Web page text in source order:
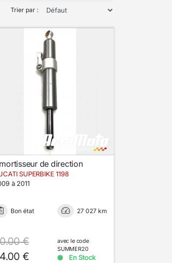
Trier par :
de direction
SUPERBIKE 1198
à 2011
Bon état 27 027 km
€
€
avec le code
SUMMER20
En Stock